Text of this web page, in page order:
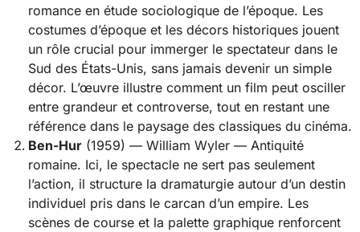
romance en étude sociologique de l’époque. Les
costumes d’époque et les décors historiques jouent
un rôle crucial pour immerger le spectateur dans le
Sud des États-Unis, sans jamais devenir un simple
décor. L’œuvre illustre comment un film peut osciller
entre grandeur et controverse, tout en restant une
référence dans le paysage des classiques du cinéma.
Ben-Hur (1959) — William Wyler — Antiquité
romaine. Ici, le spectacle ne sert pas seulement
l’action, il structure la dramaturgie autour d’un destin
individuel pris dans le carcan d’un empire. Les
scènes de course et la palette graphique renforcent